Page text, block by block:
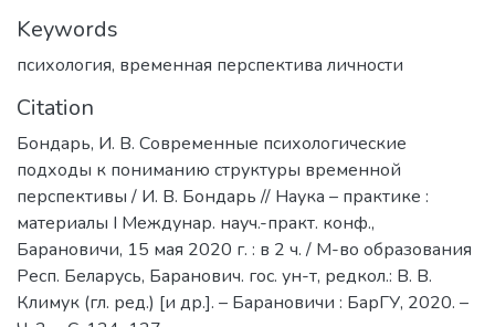
Keywords
психология, временная перспектива личности
Citation
Бондарь, И. В. Современные психологические
подходы к пониманию структуры временной
перспективы / И. В. Бондарь // Наука – практике :
материалы I Междунар. науч.-практ. конф.,
Барановичи, 15 мая 2020 г. : в 2 ч. / М-во образования
Респ. Беларусь, Баранович. гос. ун-т, редкол.: В. В.
Климук (гл. ред.) [и др.]. – Барановичи : БарГУ, 2020. –